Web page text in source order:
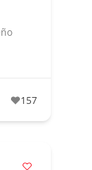
157